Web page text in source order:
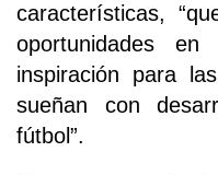
características,
oportunidades
inspiración para
sueñan con
fútbol”.